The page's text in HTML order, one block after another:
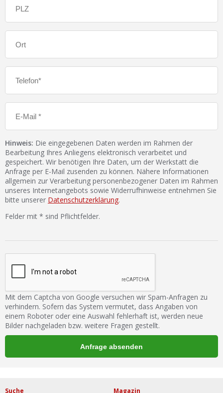
Hinweis: Die eingegebenen Daten werden im Rahmen der
Bearbeitung Ihres Anliegens elektronisch verarbeitet und
gespeichert. Wir benötigen Ihre Daten, um der Werkstatt die
Anfrage per E-Mail zusenden zu können. Nähere Informationen
allgemein zur Verarbeitung personenbezogener Daten im Rahmen
unseres Internetangebots sowie Widerrufhinweise entnehmen Sie
bitte unserer Datenschutzerklärung.
Felder mit * sind Pflichtfelder.
Mit dem Captcha von Google versuchen wir Spam-Anfragen zu
verhindern. Sofern das System vermutet, dass Angaben von
einem Roboter oder eine Auswahl fehlerhaft ist, werden neue
Bilder nachgeladen bzw. weitere Fragen gestellt.
Suche Magazin